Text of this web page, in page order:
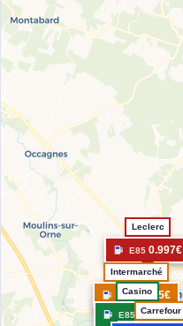
Casino
E85 0.882€
Intermarché
E850.925€
Carrefour
Leclerc
E85 0.997€